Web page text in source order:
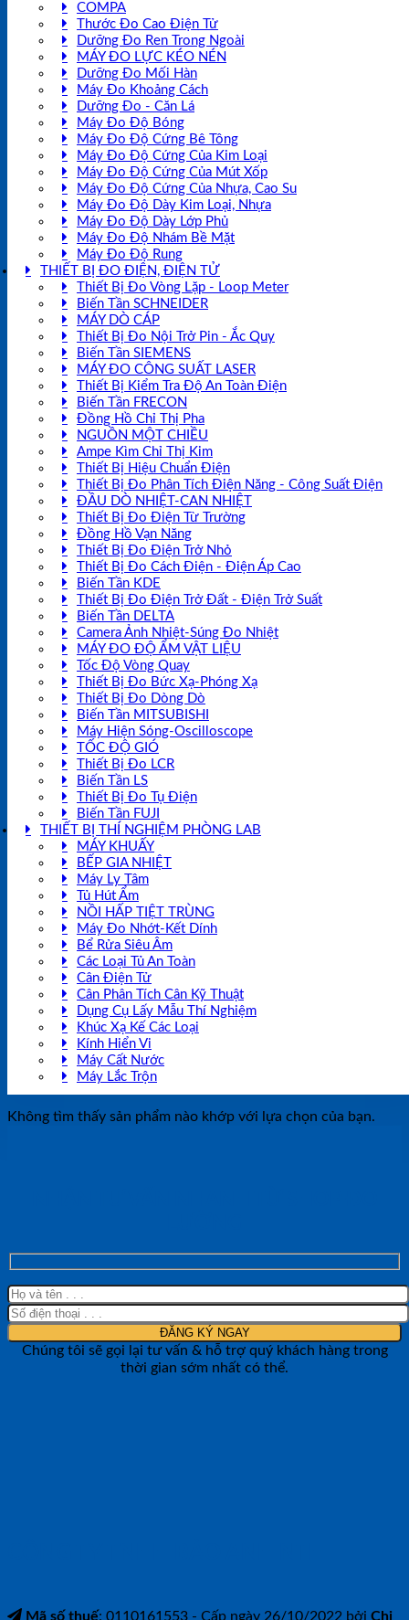
COMPA
Thước Đo Cao Điện Tử
Dưỡng Đo Ren Trong Ngoài
MÁY ĐO LỰC KÉO NÉN
Dưỡng Đo Mối Hàn
Máy Đo Khoảng Cách
Dưỡng Đo - Căn Lá
Máy Đo Độ Bóng
Máy Đo Độ Cứng Bê Tông
Máy Đo Độ Cứng Của Kim Loại
Máy Đo Độ Cứng Của Mút Xốp
Máy Đo Độ Cứng Của Nhựa, Cao Su
Máy Đo Độ Dày Kim Loại, Nhựa
Máy Đo Độ Dày Lớp Phủ
Máy Đo Độ Nhám Bề Mặt
Máy Đo Độ Rung
THIẾT BỊ ĐO ĐIỆN, ĐIỆN TỬ
Thiết Bị Đo Vòng Lặp - Loop Meter
Biến Tần SCHNEIDER
MÁY DÒ CÁP
Thiết Bị Đo Nội Trở Pin - Ắc Quy
Biến Tần SIEMENS
MÁY ĐO CÔNG SUẤT LASER
Thiết Bị Kiểm Tra Độ An Toàn Điện
Biến Tần FRECON
Đồng Hồ Chỉ Thị Pha
NGUỒN MỘT CHIỀU
Ampe Kìm Chỉ Thị Kim
Thiết Bị Hiệu Chuẩn Điện
Thiết Bị Đo Phân Tích Điện Năng - Công Suất Điện
ĐẦU DÒ NHIỆT-CAN NHIỆT
Thiết Bị Đo Điện Từ Trường
Đồng Hồ Vạn Năng
Thiết Bị Đo Điện Trở Nhỏ
Thiết Bị Đo Cách Điện - Điện Áp Cao
Biến Tần KDE
Thiết Bị Đo Điện Trở Đất - Điện Trở Suất
Biến Tần DELTA
Camera Ảnh Nhiệt-Súng Đo Nhiệt
MÁY ĐO ĐỘ ẨM VẬT LIỆU
Tốc Độ Vòng Quay
Thiết Bị Đo Bức Xạ-Phóng Xạ
Thiết Bị Đo Dòng Dò
Biến Tần MITSUBISHI
Máy Hiện Sóng-Oscilloscope
TỐC ĐỘ GIÓ
Thiết Bị Đo LCR
Biến Tần LS
Thiết Bị Đo Tụ Điện
Biến Tần FUJI
THIẾT BỊ THÍ NGHIỆM PHÒNG LAB
MÁY KHUẤY
BẾP GIA NHIỆT
Máy Ly Tâm
Tủ Hút Ẩm
NỒI HẤP TIỆT TRÙNG
Máy Đo Nhớt-Kết Dính
Bể Rửa Siêu Âm
Các Loại Tủ An Toàn
Cân Điện Tử
Cân Phân Tích Cân Kỹ Thuật
Dụng Cụ Lấy Mẫu Thí Nghiệm
Khúc Xạ Kế Các Loại
Kính Hiển Vi
Máy Cất Nước
Máy Lắc Trộn
Không tìm thấy sản phẩm nào khớp với lựa chọn của bạn.
Chúng tôi sẽ gọi lại tư vấn & hỗ trợ quý khách hàng trong
thời gian sớm nhất có thể.
Mã số thuế: 0110161553 - Cấp ngày 26/10/2022 bởi Chi